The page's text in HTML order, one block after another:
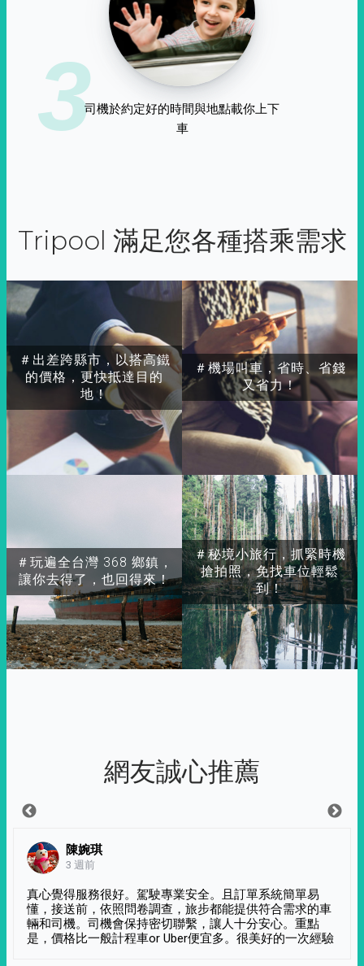
3司機於約定好的時間與地點載你上下
車
Tripool 滿足您各種搭乘需求
＃出差跨縣市，以搭高鐵
的價格，更快抵達目的
地！
＃玩遍全台灣 368 鄉鎮，
讓你去得了，也回得來！
＃秘境小旅行，抓緊時機
搶拍照，免找車位輕鬆
到！
＃機場叫車，省時、省錢
又省力！
網友誠心推薦
陳婉琪
3 週前
真心覺得服務很好。駕駛專業安全。且訂單系統簡單易
懂，接送前，依照問卷調查，旅步都能提供符合需求的車
輛和司機。司機會保持密切聯繫，讓人十分安心。重點
是，價格比一般計程車or Uber便宜多。很美好的一次經驗